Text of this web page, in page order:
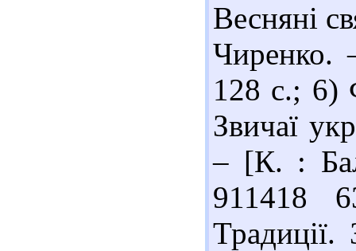
Весняні
Чиренко.
128 с.;
Звичаї
– [К. :
911418